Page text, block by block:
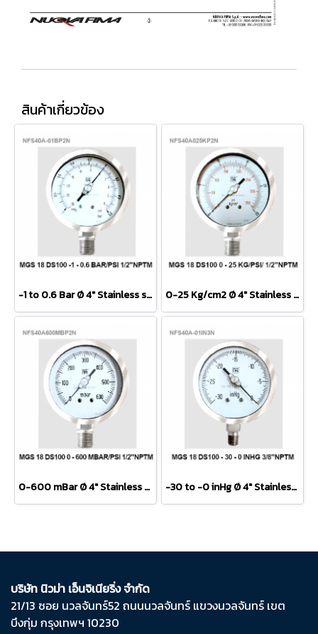
สินค้าเกี่ยวข้อง
-1 to 0.6 Bar Ø 4" Stainless steel Lower 1/2" 0-25 Kg/cm2 Ø 4" Stainless Steel Lower 1/2"
0-600 mBar Ø 4" Stainless Steel Lower 1/2" -30 to -0 inHg Ø 4" Stainless steel Lower 3/8"
บริษัท นิวม่า เอ็นจิเนียริ่ง จำกัด
21/13 ซอย นวลจันทร์​52 ถนน​นวลจันทร์​ แขวง​นวลจันทร์​ เขต​
บึงกุ่ม​ กรุงเทพฯ​ 10230